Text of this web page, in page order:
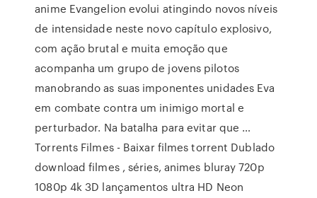
anime Evangelion evolui atingindo novos níveis
de intensidade neste novo capítulo explosivo,
com ação brutal e muita emoção que
acompanha um grupo de jovens pilotos
manobrando as suas imponentes unidades Eva
em combate contra um inimigo mortal e
perturbador. Na batalha para evitar que …
Torrents Filmes - Baixar filmes torrent Dublado
download filmes , séries, animes bluray 720p
1080p 4k 3D lançamentos ultra HD Neon